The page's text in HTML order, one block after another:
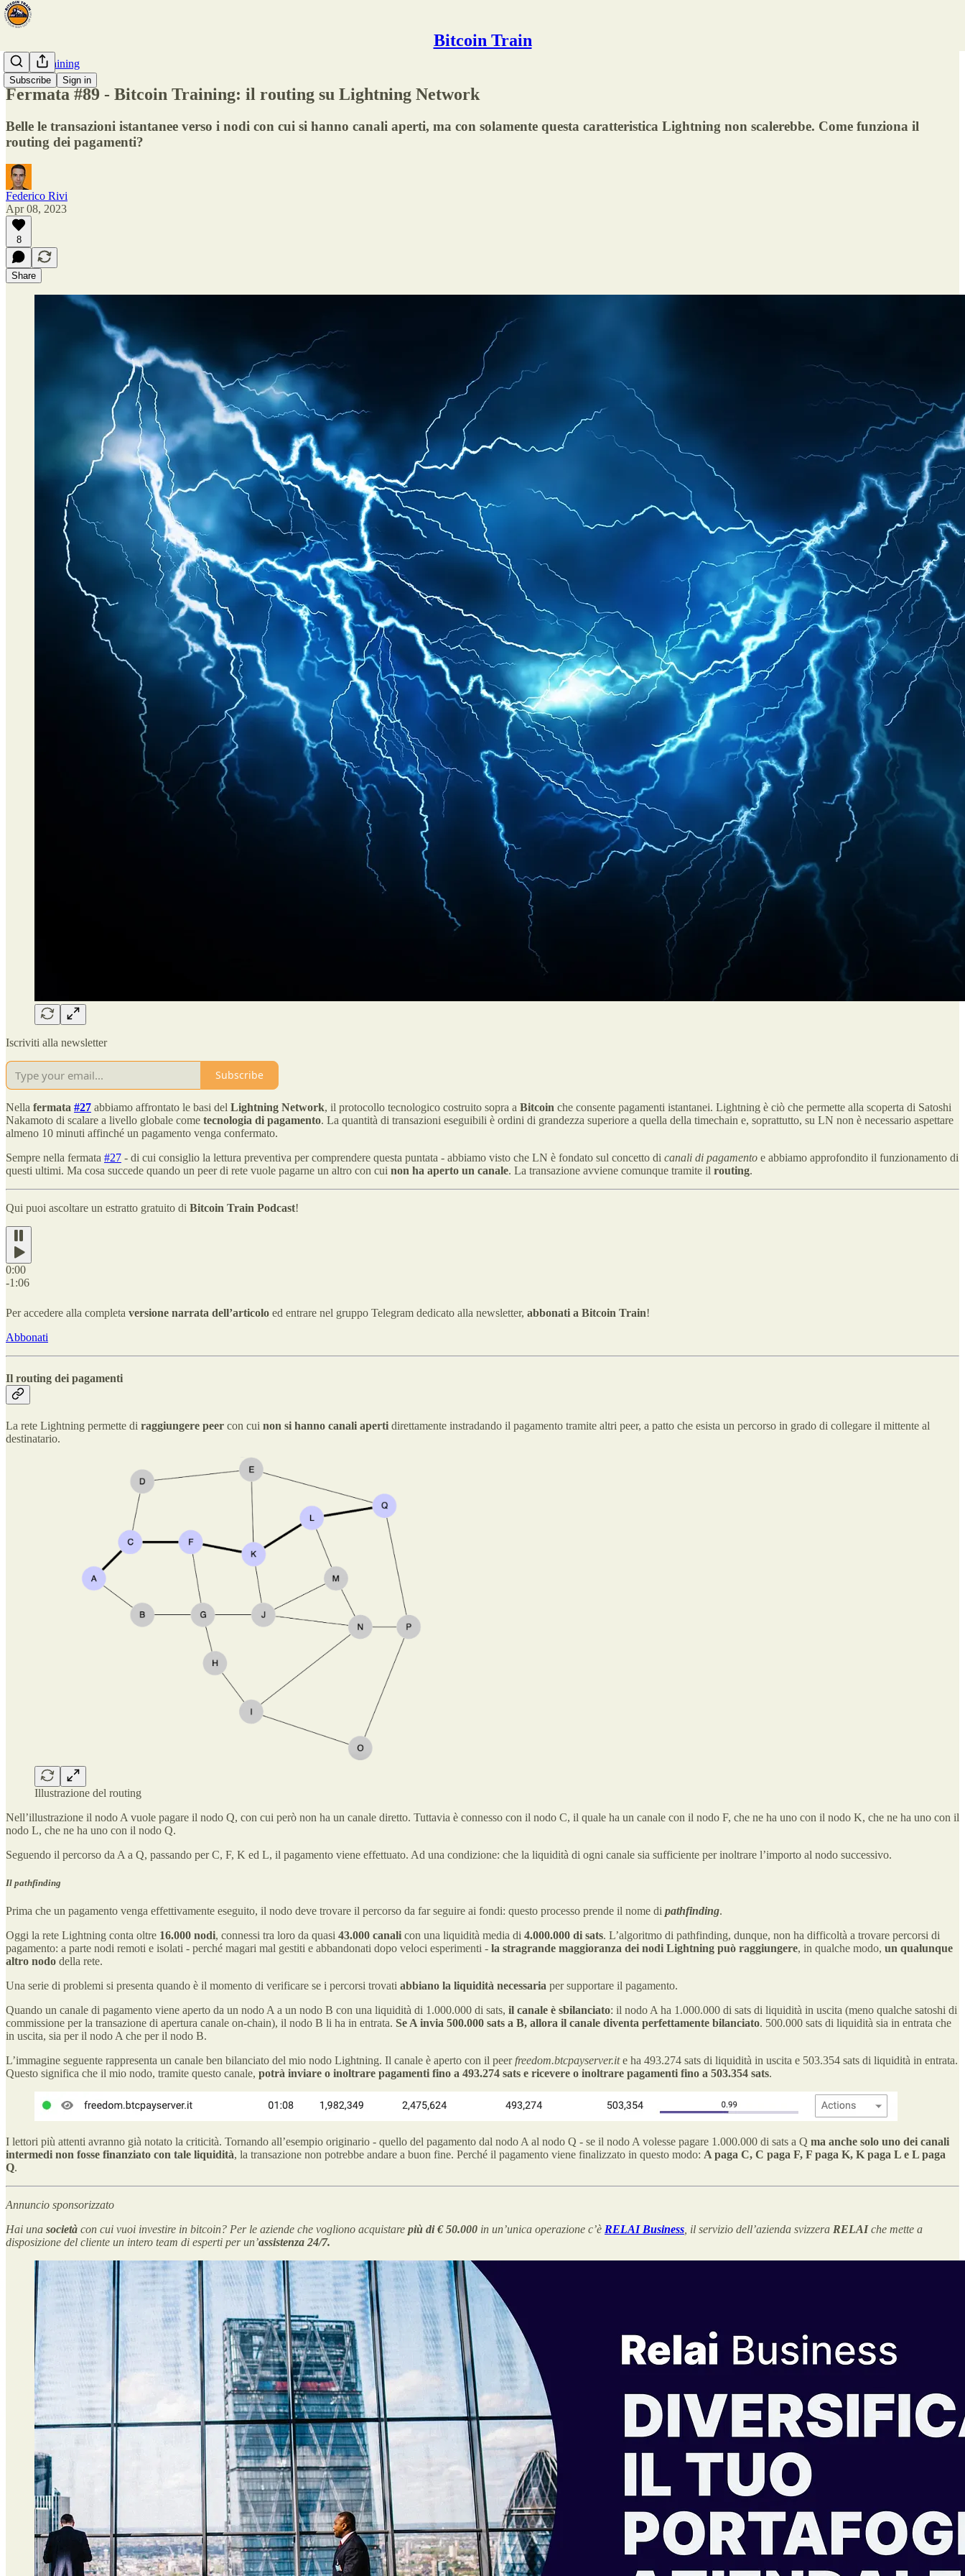
Bitcoin Train
Subscribe Sign in
Bitcoin Training
Fermata #89 - Bitcoin Training: il routing su Lightning Network
Belle le transazioni istantanee verso i nodi con cui si hanno canali aperti, ma con solamente questa caratteristica Lightning non scalerebbe. Come funziona il
routing dei pagamenti?
Federico Rivi
Apr 08, 2023
8
Share
Iscriviti alla newsletter
Subscribe
Nella fermata #27 abbiamo affrontato le basi del Lightning Network, il protocollo tecnologico costruito sopra a Bitcoin che consente pagamenti istantanei. Lightning è ciò che permette alla scoperta di Satoshi
Nakamoto di scalare a livello globale come tecnologia di pagamento. La quantità di transazioni eseguibili è ordini di grandezza superiore a quella della timechain e, soprattutto, su LN non è necessario aspettare
almeno 10 minuti affinché un pagamento venga confermato.
Sempre nella fermata #27 - di cui consiglio la lettura preventiva per comprendere questa puntata - abbiamo visto che LN è fondato sul concetto di canali di pagamento e abbiamo approfondito il funzionamento di
questi ultimi. Ma cosa succede quando un peer di rete vuole pagarne un altro con cui non ha aperto un canale. La transazione avviene comunque tramite il routing.
Qui puoi ascoltare un estratto gratuito di Bitcoin Train Podcast!
0:00
-1:06
Per accedere alla completa versione narrata dell’articolo ed entrare nel gruppo Telegram dedicato alla newsletter, abbonati a Bitcoin Train!
Abbonati
Il routing dei pagamenti
La rete Lightning permette di raggiungere peer con cui non si hanno canali aperti direttamente instradando il pagamento tramite altri peer, a patto che esista un percorso in grado di collegare il mittente al
destinatario.
Illustrazione del routing
Nell’illustrazione il nodo A vuole pagare il nodo Q, con cui però non ha un canale diretto. Tuttavia è connesso con il nodo C, il quale ha un canale con il nodo F, che ne ha uno con il nodo K, che ne ha uno con il
nodo L, che ne ha uno con il nodo Q.
Seguendo il percorso da A a Q, passando per C, F, K ed L, il pagamento viene effettuato. Ad una condizione: che la liquidità di ogni canale sia sufficiente per inoltrare l’importo al nodo successivo.
Il pathfinding
Prima che un pagamento venga effettivamente eseguito, il nodo deve trovare il percorso da far seguire ai fondi: questo processo prende il nome di pathfinding.
Oggi la rete Lightning conta oltre 16.000 nodi, connessi tra loro da quasi 43.000 canali con una liquidità media di 4.000.000 di sats. L’algoritmo di pathfinding, dunque, non ha difficoltà a trovare percorsi di
pagamento: a parte nodi remoti e isolati - perché magari mal gestiti e abbandonati dopo veloci esperimenti - la stragrande maggioranza dei nodi Lightning può raggiungere, in qualche modo, un qualunque
altro nodo della rete.
Una serie di problemi si presenta quando è il momento di verificare se i percorsi trovati abbiano la liquidità necessaria per supportare il pagamento.
Quando un canale di pagamento viene aperto da un nodo A a un nodo B con una liquidità di 1.000.000 di sats, il canale è sbilanciato: il nodo A ha 1.000.000 di sats di liquidità in uscita (meno qualche satoshi di
commissione per la transazione di apertura canale on-chain), il nodo B li ha in entrata. Se A invia 500.000 sats a B, allora il canale diventa perfettamente bilanciato. 500.000 sats di liquidità sia in entrata che
in uscita, sia per il nodo A che per il nodo B.
L’immagine seguente rappresenta un canale ben bilanciato del mio nodo Lightning. Il canale è aperto con il peer freedom.btcpayserver.ite ha 493.274 sats di liquidità in uscita e 503.354 sats di liquidità in entrata.
Questo significa che il mio nodo, tramite questo canale, potrà inviare o inoltrare pagamenti fino a 493.274 sats e ricevere o inoltrare pagamenti fino a 503.354 sats.
I lettori più attenti avranno già notato la criticità. Tornando all’esempio originario - quello del pagamento dal nodo A al nodo Q - se il nodo A volesse pagare 1.000.000 di sats a Q ma anche solo uno dei canali
intermedi non fosse finanziato con tale liquidità, la transazione non potrebbe andare a buon fine. Perché il pagamento viene finalizzato in questo modo: A paga C, C paga F, F paga K, K paga L e L paga
Q.
Annuncio sponsorizzato
Hai una società con cui vuoi investire in bitcoin? Per le aziende che vogliono acquistare più di € 50.000 in un’unica operazione c’è RELAI Business , il servizio dell’azienda svizzera RELAIche mette a
disposizione del cliente un intero team di esperti per un’assistenza 24/7.